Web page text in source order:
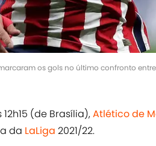
os gols no último confronto
(de Brasília),Atlético de
da LaLiga 2021/22.